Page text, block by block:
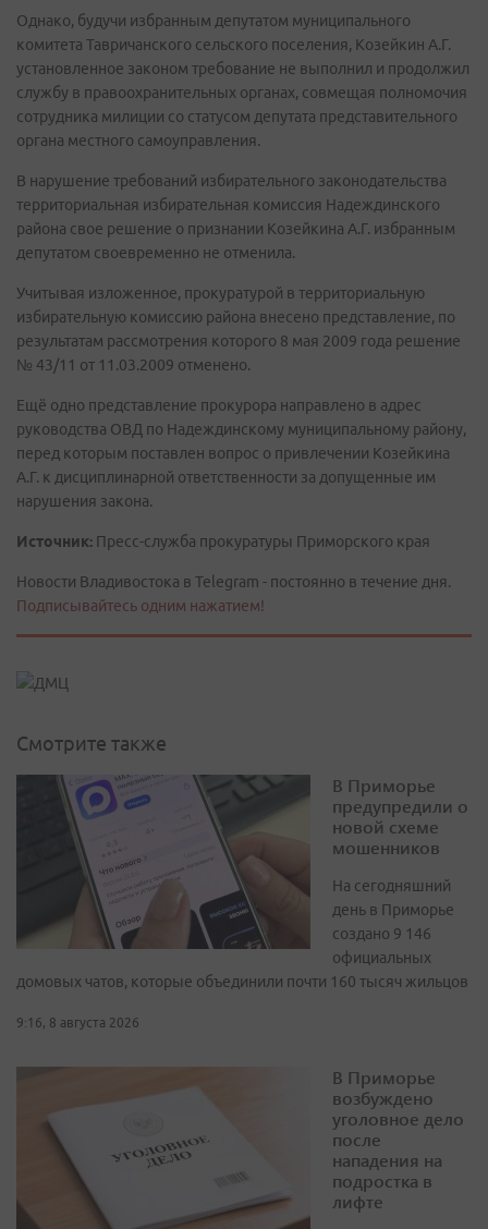
Однако, будучи избранным депутатом муниципального
комитета Тавричанского сельского поселения, Козейкин А.Г.
установленное законом требование не выполнил и продолжил
службу в правоохранительных органах, совмещая полномочия
сотрудника милиции со статусом депутата представительного
органа местного самоуправления.
В нарушение требований избирательного законодательства
территориальная избирательная комиссия Надеждинского
района свое решение о признании Козейкина А.Г. избранным
депутатом своевременно не отменила.
Учитывая изложенное, прокуратурой в территориальную
избирательную комиссию района внесено представление, по
результатам рассмотрения которого 8 мая 2009 года решение
№ 43/11 от 11.03.2009 отменено.
Ещё одно представление прокурора направлено в адрес
руководства ОВД по Надеждинскому муниципальному району,
перед которым поставлен вопрос о привлечении Козейкина
А.Г. к дисциплинарной ответственности за допущенные им
нарушения закона.
Источник: Пресс-служба прокуратуры Приморского края
Новости Владивостока в Telegram - постоянно в течение дня.
Подписывайтесь одним нажатием!
Смотрите также
В Приморье
предупредили о
новой схеме
мошенников
На сегодняшний
день в Приморье
создано 9 146
официальных
домовых чатов, которые объединили почти 160 тысяч жильцов
9:16, 8 августа 2026
В Приморье
возбуждено
уголовное дело
после
нападения на
подростка в
лифте